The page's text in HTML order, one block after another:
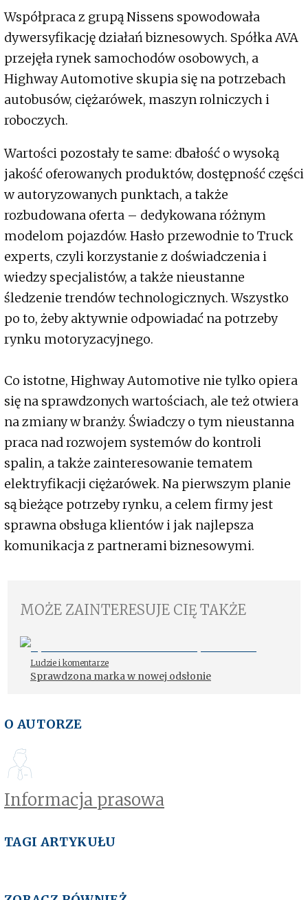
Współpraca z grupą Nissens spowodowała
dywersyfikację działań biznesowych. Spółka AVA
przejęła rynek samochodów osobowych, a
Highway Automotive skupia się na potrzebach
autobusów, ciężarówek, maszyn rolniczych i
roboczych.
Wartości pozostały te same: dbałość o wysoką
jakość oferowanych produktów, dostępność części
w autoryzowanych punktach, a także
rozbudowana oferta – dedykowana różnym
modelom pojazdów. Hasło przewodnie to Truck
experts, czyli korzystanie z doświadczenia i
wiedzy specjalistów, a także nieustanne
śledzenie trendów technologicznych. Wszystko
po to, żeby aktywnie odpowiadać na potrzeby
rynku motoryzacyjnego.
Co istotne, Highway Automotive nie tylko opiera
się na sprawdzonych wartościach, ale też otwiera
na zmiany w branży. Świadczy o tym nieustanna
praca nad rozwojem systemów do kontroli
spalin, a także zainteresowanie tematem
elektryfikacji ciężarówek. Na pierwszym planie
są bieżące potrzeby rynku, a celem firmy jest
sprawna obsługa klientów i jak najlepsza
komunikacja z partnerami biznesowymi.
MOŻE ZAINTERESUJE CIĘ TAKŻE
Ludzie i komentarze
Sprawdzona marka w nowej odsłonie
O AUTORZE
Informacja prasowa
TAGI ARTYKUŁU